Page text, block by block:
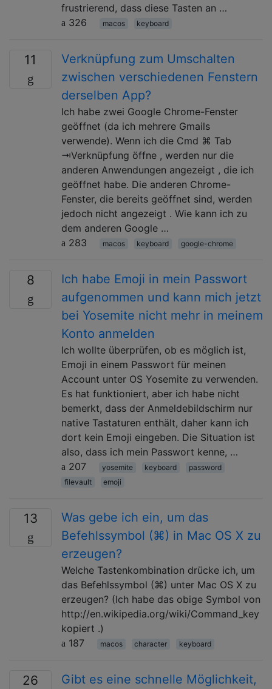
frustrierend, dass diese Tasten an …
326
macos keyboard
11
Verknüpfung zum Umschalten
zwischen verschiedenen Fenstern
derselben App?
Ich habe zwei Google Chrome-Fenster
geöffnet (da ich mehrere Gmails
verwende). Wenn ich die Cmd ⌘ Tab
⇥Verknüpfung öffne , werden nur die
anderen Anwendungen angezeigt , die ich
geöffnet habe. Die anderen Chrome-
Fenster, die bereits geöffnet sind, werden
jedoch nicht angezeigt . Wie kann ich zu
dem anderen Google …
283
macos keyboard google-chrome
8
Ich habe Emoji in mein Passwort
aufgenommen und kann mich jetzt
bei Yosemite nicht mehr in meinem
Konto anmelden
Ich wollte überprüfen, ob es möglich ist,
Emoji in einem Passwort für meinen
Account unter OS Yosemite zu verwenden.
Es hat funktioniert, aber ich habe nicht
bemerkt, dass der Anmeldebildschirm nur
native Tastaturen enthält, daher kann ich
dort kein Emoji eingeben. Die Situation ist
also, dass ich mein Passwort kenne, …
207
yosemite keyboard
password
filevault
emoji
13
Was gebe ich ein, um das
Befehlssymbol (⌘) in Mac OS X zu
erzeugen?
Welche Tastenkombination drücke ich, um
das Befehlssymbol (⌘) unter Mac OS X zu
erzeugen? (Ich habe das obige Symbol von
http://en.wikipedia.org/wiki/Command_key
kopiert .)
187
macos character keyboard
26
Gibt es eine schnelle Möglichkeit,